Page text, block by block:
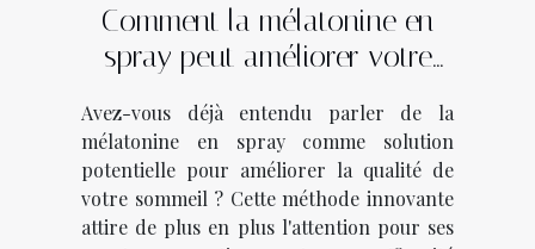
Comment la mélatonine en
spray peut améliorer votre
Avez-vous déjà entendu parler de la
mélatonine en spray comme solution
potentielle pour améliorer la qualité de
votre sommeil ? Cette méthode innovante
attire de plus en plus l'attention pour ses